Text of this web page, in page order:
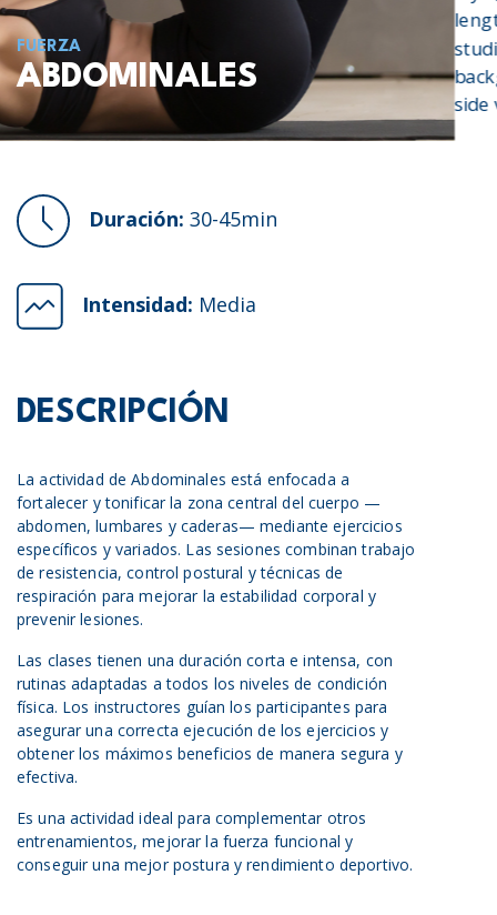
FUERZA
ABDOMINALES
side
Duración: 30-45min
Intensidad: Media
DESCRIPCIÓN
La actividad de Abdominales está enfocada a
fortalecer y tonificar la zona central del cuerpo —
abdomen, lumbares y caderas— mediante ejercicios
específicos y variados. Las sesiones combinan trabajo
de resistencia, control postural y técnicas de
respiración para mejorar la estabilidad corporal y
prevenir lesiones.
Las clases tienen una duración corta e intensa, con
rutinas adaptadas a todos los niveles de condición
física. Los instructores guían los participantes para
asegurar una correcta ejecución de los ejercicios y
obtener los máximos beneficios de manera segura y
efectiva.
Es una actividad ideal para complementar otros
entrenamientos, mejorar la fuerza funcional y
conseguir una mejor postura y rendimiento deportivo.